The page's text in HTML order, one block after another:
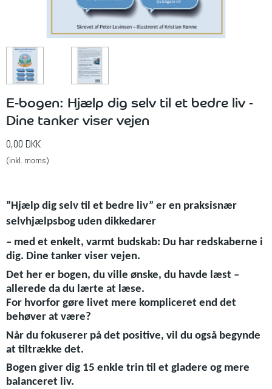
E-bogen: Hjælp dig selv til et bedre liv -
Dine tanker viser vejen
0,00 DKK
(inkl. moms)
”Hjælp dig selv til et bedre liv” er en praksisnær
selvhjælpsbog uden dikkedarer
– med et enkelt, varmt budskab: Du har redskaberne i
dig. Dine tanker viser vejen.
Det her er bogen, du ville ønske, du havde læst –
allerede da du lærte at læse.
For hvorfor gøre livet mere kompliceret end det
behøver at være?
Når du fokuserer på det positive, vil du også begynde
at tiltrække det.
Bogen giver dig 15 enkle trin til et gladere og mere
balanceret liv.